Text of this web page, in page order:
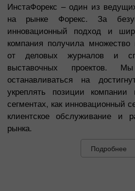
ИнстаФорекс – один из
на рынке Форекс. За
инновационный подход и
компания получила множество
от деловых журналов и
выставочных проектов.
останавливаться на
укреплять позиции
сегментах, как инновационный
клиентское обслуживание и
рынка.
Подробнее